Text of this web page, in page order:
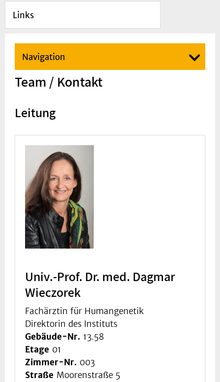
Links
Navigation
Team / Kontakt
Leitung
Univ.-Prof. Dr. med. Dagmar
Wieczorek
Fachärztin für Humangenetik
Direktorin des Instituts
Gebäude-Nr. 13.58
Etage 01
Zimmer-Nr. 003
Straße Moorenstraße 5